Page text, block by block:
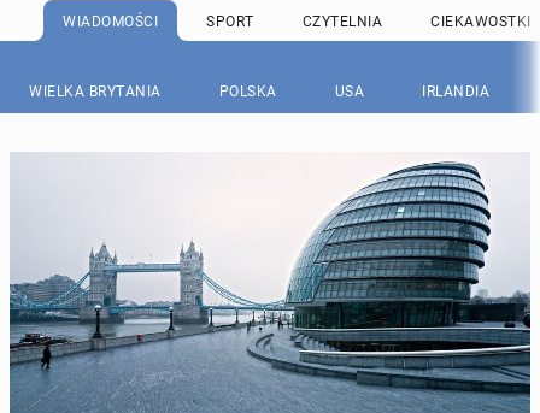
WIADOMOŚCI SPORT CZYTELNIA CIEKAWOSTKI
WIELKA BRYTANIA POLSKA USA IRLANDIA